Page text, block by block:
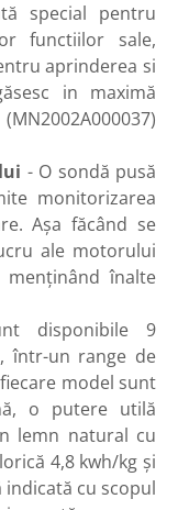
special pentru
functiilor sale,
aprinderea si
in maximă
- O sondă pusă
monitorizarea
Aşa făcând se
ale motorului
înalte
disponibile 9
într-un range de
model sunt
o putere utilă
lemn natural cu
4,8 kwh/kg şi
cu scopul